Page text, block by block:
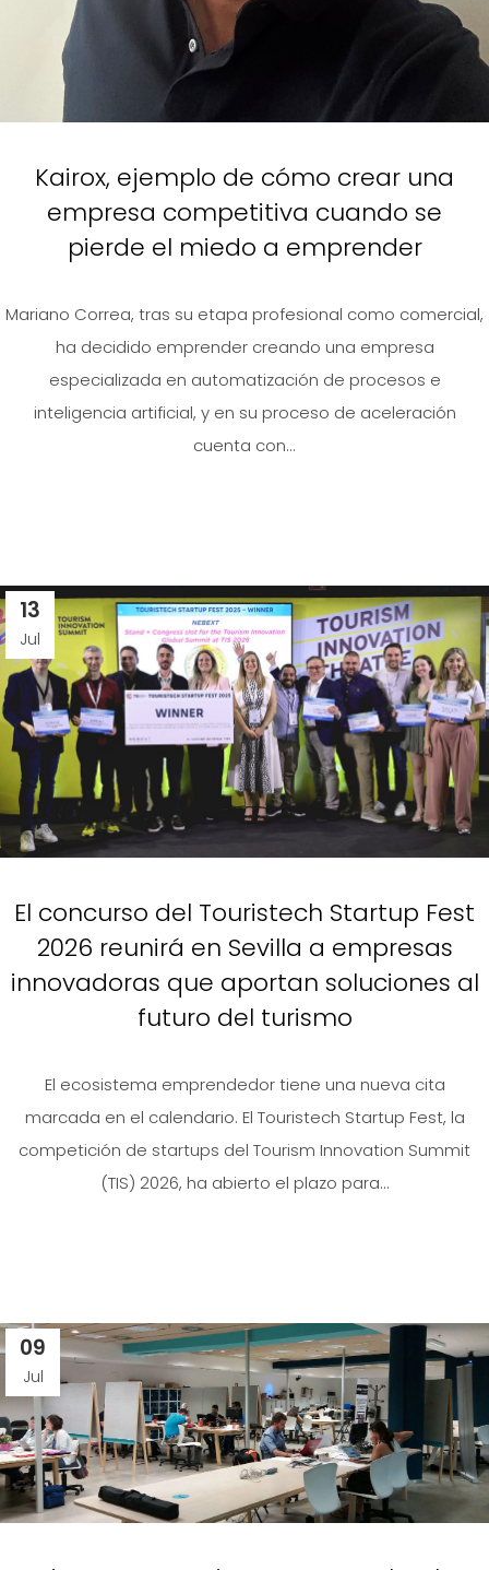
Kairox, ejemplo de cómo crear una
empresa competitiva cuando se
pierde el miedo a emprender
Mariano Correa, tras su etapa profesional como comercial,
ha decidido emprender creando una empresa
especializada en automatización de procesos e
inteligencia artificial, y en su proceso de aceleración
cuenta con...
13
Jul
El concurso del Touristech Startup Fest
2026 reunirá en Sevilla a empresas
innovadoras que aportan soluciones al
futuro del turismo
El ecosistema emprendedor tiene una nueva cita
marcada en el calendario. El Touristech Startup Fest, la
competición de startups del Tourism Innovation Summit
(TIS) 2026, ha abierto el plazo para...
09
Jul